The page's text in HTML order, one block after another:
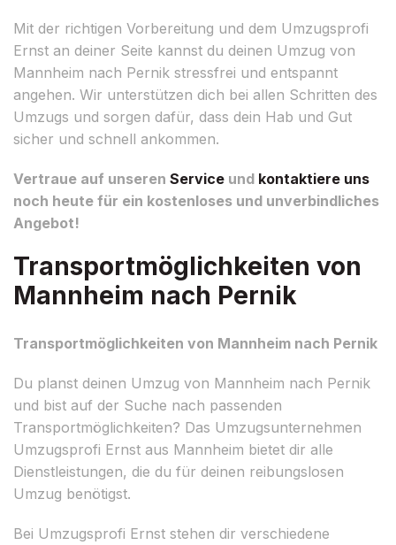
Mit der richtigen Vorbereitung und dem Umzugsprofi
Ernst an deiner Seite kannst du deinen Umzug von
Mannheim nach Pernik stressfrei und entspannt
angehen. Wir unterstützen dich bei allen Schritten des
Umzugs und sorgen dafür, dass dein Hab und Gut
sicher und schnell ankommen.
Vertraue auf unseren Service und kontaktiere uns
noch heute für ein kostenloses und unverbindliches
Angebot!
Transportmöglichkeiten von
Mannheim nach Pernik
Transportmöglichkeiten von Mannheim nach Pernik
Du planst deinen Umzug von Mannheim nach Pernik
und bist auf der Suche nach passenden
Transportmöglichkeiten? Das Umzugsunternehmen
Umzugsprofi Ernst aus Mannheim bietet dir alle
Dienstleistungen, die du für deinen reibungslosen
Umzug benötigst.
Bei Umzugsprofi Ernst stehen dir verschiedene